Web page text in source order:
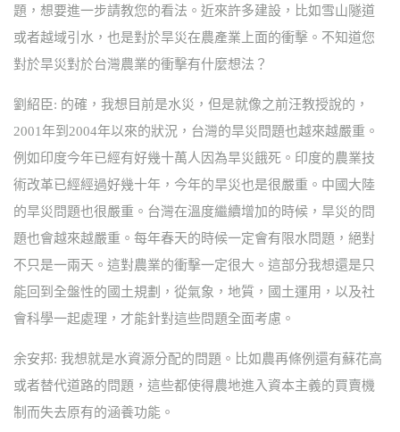
題，想要進一步請教您的看法。近來許多建設，比如雪山隧道
或者越域引水，也是對於旱災在農產業上面的衝擊。不知道您
對於旱災對於台灣農業的衝擊有什麼想法？
劉紹臣: 的確，我想目前是水災，但是就像之前汪教授說的，
2001年到2004年以來的狀況，台灣的旱災問題也越來越嚴重。
例如印度今年已經有好幾十萬人因為旱災餓死。印度的農業技
術改革已經經過好幾十年，今年的旱災也是很嚴重。中國大陸
的旱災問題也很嚴重。台灣在溫度繼續增加的時候，旱災的問
題也會越來越嚴重。每年春天的時候一定會有限水問題，絕對
不只是一兩天。這對農業的衝擊一定很大。這部分我想還是只
能回到全盤性的國土規劃，從氣象，地質，國土運用，以及社
會科學一起處理，才能針對這些問題全面考慮。
余安邦: 我想就是水資源分配的問題。比如農再條例還有蘇花高
或者替代道路的問題，這些都使得農地進入資本主義的買賣機
制而失去原有的涵養功能。